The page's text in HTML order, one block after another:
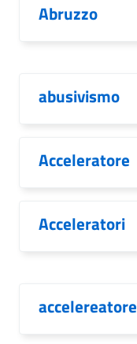
Abruzzo
abusivismo
Acceleratore
Acceleratori
accelereatore